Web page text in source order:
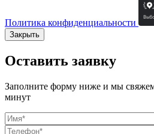
Политика конфиденциальности
Закрыть
Оставить заявку
Заполните форму ниже и мы
минут